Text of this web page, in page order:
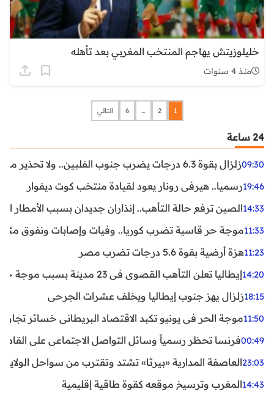
خليلوزيتش يهاجم المنتخب المغربي بعد تأهله
منذ 4 سنوات
1
2
…
6 التالي
24 ساعة
09:30زلزال بقوة 6.3 درجات يضرب جنوب الفلبين.. ولا تحذير من تسونامي حتى الآن
19:46رسميا.. هيرفي رونار يعود لقيادة منتخب كوت ديفوار
14:33الصين ترفع حالة التأهب.. إنذاران جديدان بسبب الأمطار
11:33موجة حر قاسية تضرب كوريا.. وفيات وإصابات ونفوق مئات
11:23هزة أرضية بقوة 5.6 درجات تضرب مصر
14:20إيطاليا تعلن التأهب القصوى في 23 مدينة بسبب موجة حر شديدة
18:15زلزال يهز جنوب إيطاليا ويخلف عشرات الجرحى
11:50موجة الحر في يونيو تكبد الاقتصاد البريطاني خسائر تجاوزت 1.5 مليار
00:49فرنسا تحظر رسمياً وسائل التواصل الاجتماعي على القاصرين
23:03العاصفة المدارية «بيرثا» تشتد وتقترب من سواحل
14:43المغرب وترسيخ موقعه كقوة طاقية إقليمية